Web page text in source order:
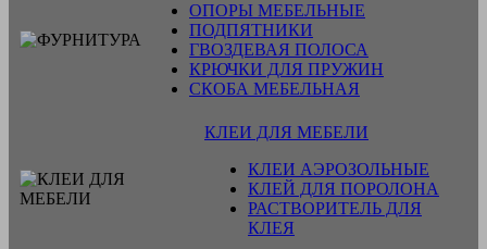
ОПОРЫ МЕБЕЛЬНЫЕ
ПОДПЯТНИКИ
ГВОЗДЕВАЯ ПОЛОСА
КРЮЧКИ ДЛЯ ПРУЖИН
СКОБА МЕБЕЛЬНАЯ
КЛЕИ ДЛЯ МЕБЕЛИ
КЛЕИ АЭРОЗОЛЬНЫЕ
КЛЕЙ ДЛЯ ПОРОЛОНА
РАСТВОРИТЕЛЬ ДЛЯ
КЛЕЯ